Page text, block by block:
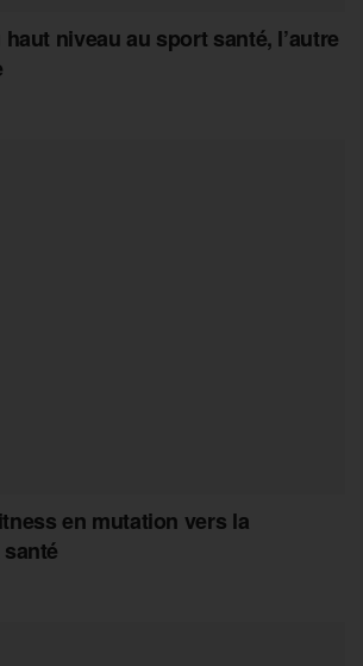
niveau au sport santé, l’autre
en mutation vers la